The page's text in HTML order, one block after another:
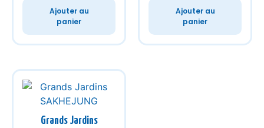
Ajouter au
panier
Ajouter au
panier
Grands Jardins